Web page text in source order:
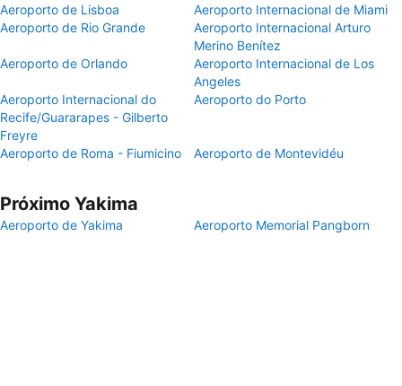
Aeroporto de Lisboa
Aeroporto Internacional de Miami
Aeroporto de Rio Grande
Aeroporto Internacional Arturo
Merino Benítez
Aeroporto de Orlando
Aeroporto Internacional de Los
Angeles
Aeroporto Internacional do
Recife/Guararapes - Gilberto
Freyre
Aeroporto do Porto
Aeroporto de Roma - Fiumicino Aeroporto de Montevidéu
Próximo Yakima
Aeroporto de Yakima Aeroporto Memorial Pangborn